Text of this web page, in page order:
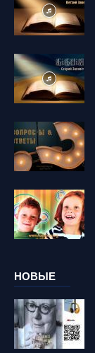
НОВЫЕ